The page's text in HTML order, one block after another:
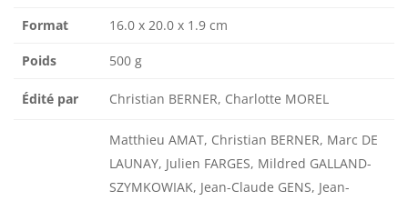
Format 16.0 x 20.0 x 1.9 cm
Poids 500 g
Édité par Christian BERNER, Charlotte MOREL
Matthieu AMAT, Christian BERNER, Marc DE
LAUNAY, Julien FARGES, Mildred GALLAND-
SZYMKOWIAK, Jean-Claude GENS, Jean-